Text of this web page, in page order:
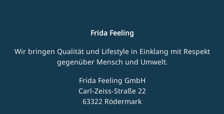
Frida Feeling
Wir bringen Qualität und Lifestyle in Einklang mit Respekt
gegenüber Mensch und Umwelt.
Frida Feeling GmbH
Carl-Zeiss-Straße 22
63322 Rödermark